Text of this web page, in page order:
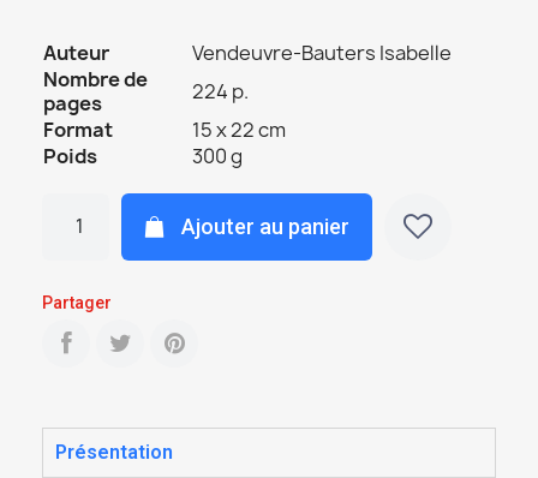
Auteur
Vendeuvre-Bauters Isabelle
Nombre de
pages
224 p.
Format
15 x 22 cm
Poids
300 g
Ajouter au panier
Partager
Présentation